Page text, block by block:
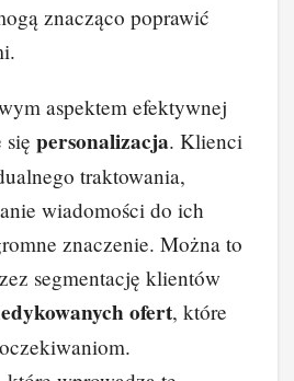
znacząco poprawić
aspektem efektywnej
personalizacja. Klienci
traktowania,
wiadomości do ich
znaczenie. Można to
segmentację klientów
ofert, które